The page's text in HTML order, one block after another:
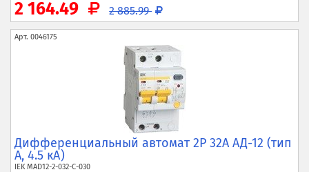
2 164.49 2 885.99
Арт. 0046175
Дифференциальный автомат 2P 32А АД-12 (тип
A, 4.5 кА)
IEKMAD12-2-032-C-030